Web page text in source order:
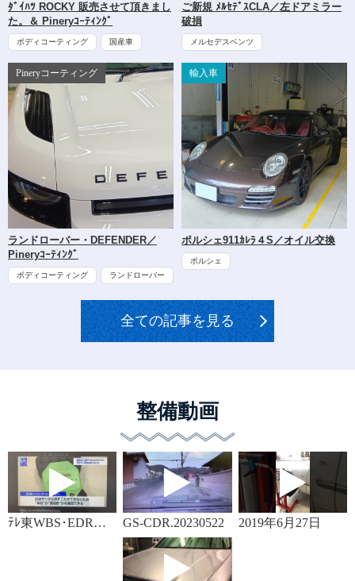
ﾀﾞｲﾊﾂ ROCKY 販売させて頂きまし
た。＆ Pineryｺｰﾃｨﾝｸﾞ
ボディコーティング 国産車
ご新規 ﾒﾙｾﾃﾞｽCLA／左ドアミラー
破損
メルセデスベンツ
Pineryコーティング
ランドローバー・DEFENDER／
Pineryｺｰﾃｨﾝｸﾞ
ボディコーティング ランドローバー
輸入車
ポルシェ911ｶﾚﾗ４S／オイル交換
ポルシェ
全ての記事を見る
整備動画
ﾃﾚ東WBS･EDR装置 GS-CDR.20230522 2019年6月27日